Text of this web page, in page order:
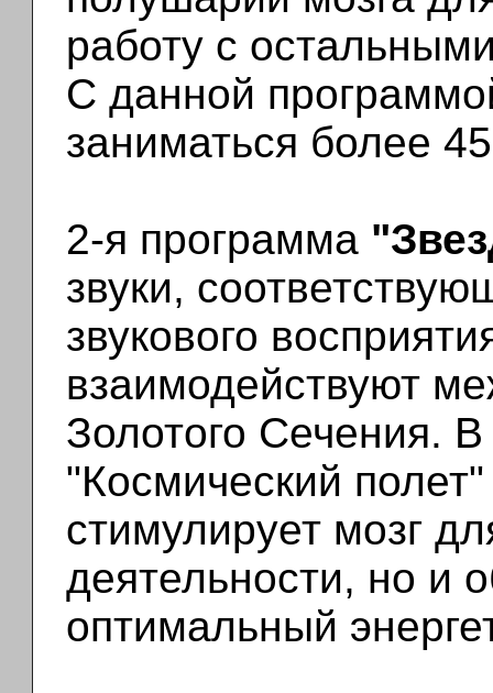
работу с
С данной
заниматься более
2-я программа
звуки,
звукового
взаимодействуют
Золотого Сечения.
"Космический
стимулирует мозг
деятельности, но и
оптимальный